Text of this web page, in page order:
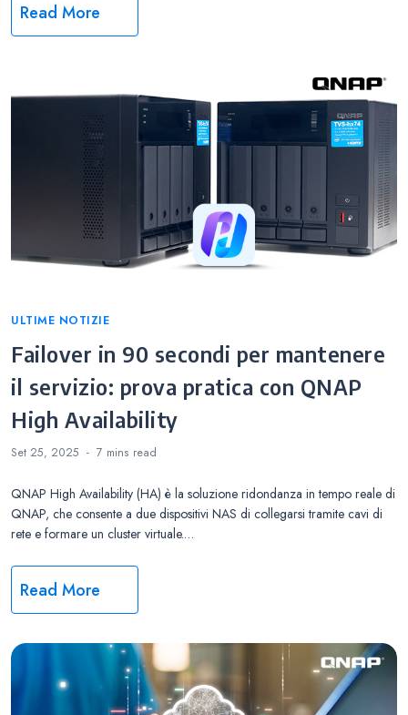
Read More
Categories
ULTIME NOTIZIE
Failover in 90 secondi per mantenere
il servizio: prova pratica con QNAP
High Availability
Set 25, 2025 7 mins read
QNAP High Availability (HA) è la soluzione ridondanza in tempo reale di
QNAP, che consente a due dispositivi NAS di collegarsi tramite cavi di
rete e formare un cluster virtuale.…
Read More